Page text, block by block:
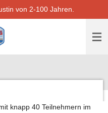
von 2-100 Jahren.
knapp 40 Teilnehmern im